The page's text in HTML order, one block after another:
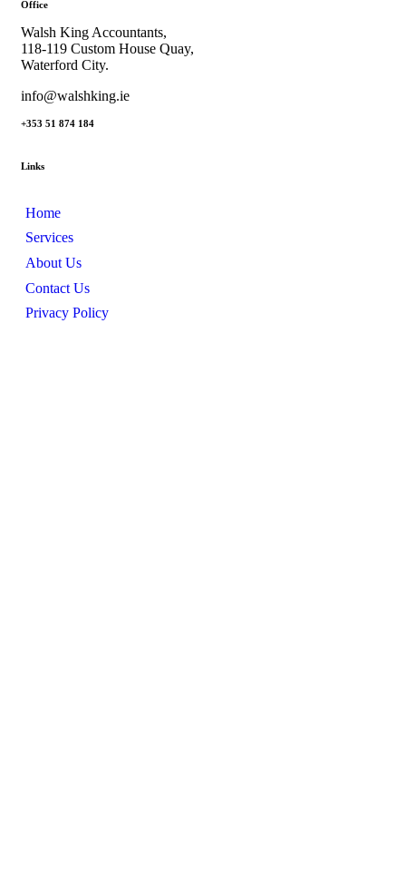
Office
Walsh King Accountants,
118-119 Custom House Quay,
Waterford City.
info@walshking.ie
+353 51 874 184
Links
Home
Services
About Us
Contact Us
Privacy Policy